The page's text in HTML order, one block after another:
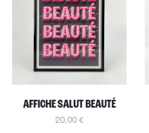
AFFICHE SALUT BEAUTÉ
20,00 €